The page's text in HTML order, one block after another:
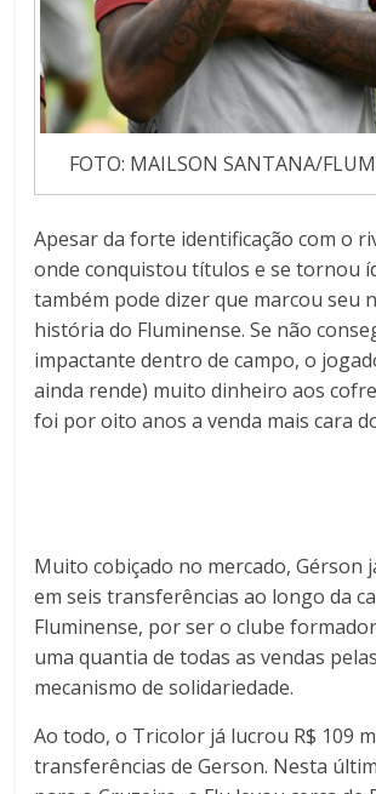
FOTO: MAILSON SANTANA/
Apesar da forte identificação com o
onde conquistou títulos e se tornou
também pode dizer que marcou seu
história do Fluminense. Se não
impactante dentro de campo, o
ainda rende) muito dinheiro aos
foi por oito anos a venda mais cara
Muito cobiçado no mercado, Gérson
em seis transferências ao longo da
Fluminense, por ser o clube
uma quantia de todas as vendas
mecanismo de solidariedade.
Ao todo, o Tricolor já lucrou R$ 109
transferências de Gerson. Nesta